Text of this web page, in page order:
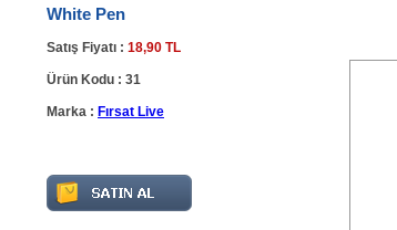
White Pen
Satış Fiyatı : 18,90 TL
Ürün Kodu : 31
Marka : Fırsat Live